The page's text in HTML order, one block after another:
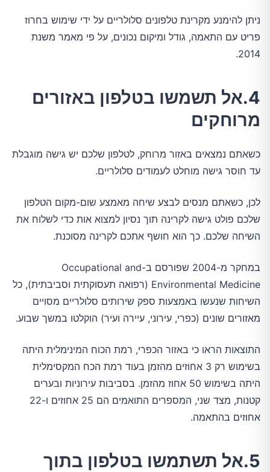
ניתן להימנע מקרינת טלפונים סלולריים על ידי שימוש בחרוז
פריט עם התאמה, גודל ומיקום נכונים, על פי מאמר משנת
2014.
4.אל תשמשו בטלפון באזורים
מרוחקים
כשאתם נמצאים באזור מרוחק, לטלפון שלכם יש גישה מוגבלת
עד חוסר גישה מוחלט לעמודים סלולריים.
לכן, כשאתם מנסים לבצע שיחה מאמצע שום-מקום הטלפון
שלכם פולט גישה לקרינה תוך נסיון למצוא אות כדי לשלוח את
השיחה שלכם. כך הוא חושף אתכם לקרינה מסוכנת.
במחקר מ-2004 שפורסם ב-Occupational and
Environmental Medicine (רפואה תעסוקתית וסביבתית), כל
השיחות שנעשו באמצעות ספק שירותים סלולריים מסויים
מאזורים שונים (כפרי, עירוני, עיירה ועיר) הוקלטו במשך שבוע.
התוצאות הראו כי באזור הכפרי, רמת הכוח המינימלית היתה
בשימוש רק 3 אחוזים מהזמן בעוד רמת הכח המקסימלית
היתה בשימוש 50 אחוז מהזמן. בסביבות עירוניות ובערים
קטנות, מצד שני, המספרים התואמים הם 25 אחוזים ו-22
אחוזים בהתאמה.
5.אל תשתמשו בטלפון בתוך